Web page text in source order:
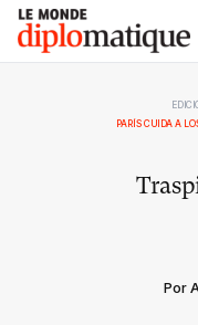
Skip
content
Le monde diplomatique
PARÍS CUIDA A
Por